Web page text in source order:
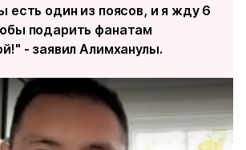
есть один из поясов, и я жду 6
подарить фанатам
- заявил Алимханулы.